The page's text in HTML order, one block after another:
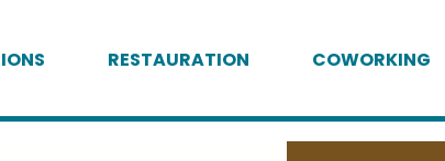
RESTAURATION COWORKING